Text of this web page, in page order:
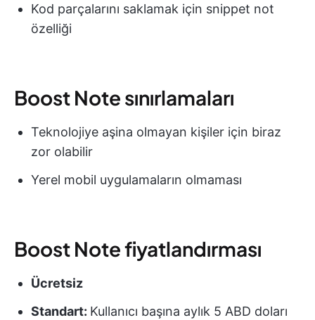
Kod parçalarını saklamak için snippet not
özelliği
Boost Note sınırlamaları
Teknolojiye aşina olmayan kişiler için biraz
zor olabilir
Yerel mobil uygulamaların olmaması
Boost Note fiyatlandırması
Ücretsiz
Standart: Kullanıcı başına aylık 5 ABD doları